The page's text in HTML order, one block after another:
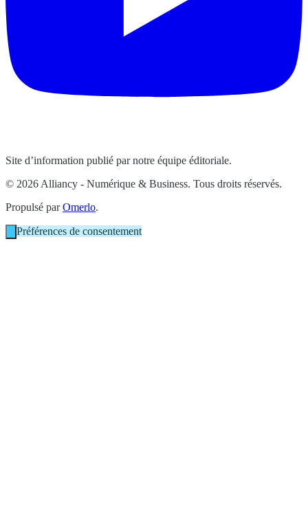
Site d’information publié par notre équipe éditoriale.
© 2026 Alliancy - Numérique & Business. Tous droits réservés.
Propulsé parOmerlo.
Préférences de consentement